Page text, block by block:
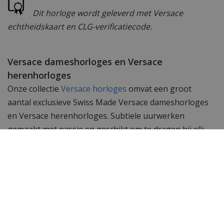
Dit horloge wordt geleverd met Versace
echtheidskaart en CLG-verificatiecode.
Versace dameshorloges en Versace
herenhorloges
Onze collectie Versace horloges omvat een groot
aantal exclusieve Swiss Made Versace dameshorloges
en Versace herenhorloges. Subtiele uurwerken
gemaakt met passie en geschikt om te dragen bij elk